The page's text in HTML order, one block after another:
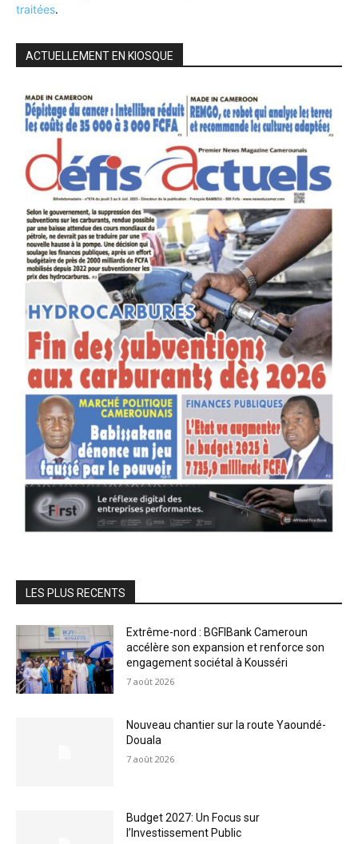
traitées.
ACTUELLEMENT EN KIOSQUE
LES PLUS RECENTS
Extrême-nord : BGFIBank Cameroun
accélère son expansion et renforce son
engagement sociétal à Kousséri
7 août 2026
Nouveau chantier sur la route Yaoundé-
Douala
7 août 2026
Budget 2027: Un Focus sur
l’Investissement Public